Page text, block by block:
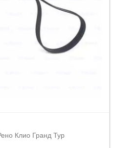
Клио Гранд Тур